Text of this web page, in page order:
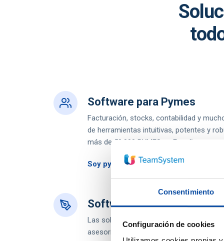
Consentimiento
Configuración de cookies
Software para Pymes
Facturación, stocks, contabilidad y
de herramientas intuitivas, potentes y
más de 50.000 PYMES en España.
Soy pyme
Software para Asesorías
Las soluciones de TeamSystem |
asesorías están especialmente